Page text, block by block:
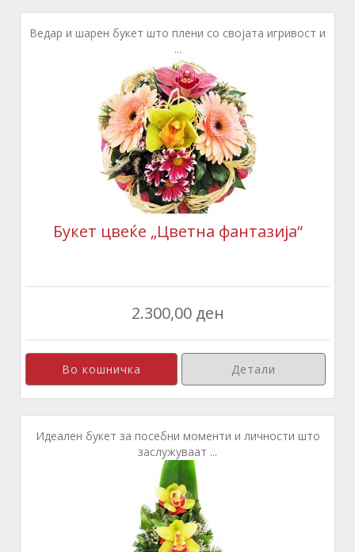
Ведар и шарен букет што плени со својата игривост и
...
Букет цвеќе „Цветна фантазија“
2.300,00 ден
Детали
Идеален букет за посебни моменти и личности што
заслужуваат ...